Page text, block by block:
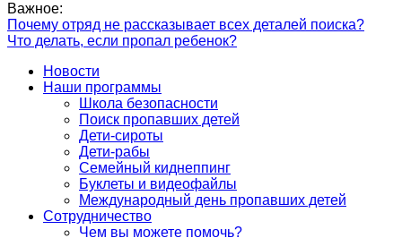
Важное:
Почему отряд не рассказывает всех деталей поиска?
Что делать, если пропал ребенок?
Новости
Наши программы
Школа безопасности
Поиск пропавших детей
Дети-сироты
Дети-рабы
Семейный киднеппинг
Буклеты и видеофайлы
Международный день пропавших детей
Сотрудничество
Чем вы можете помочь?